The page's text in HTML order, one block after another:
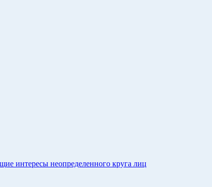
интересы неопределенного круга лиц